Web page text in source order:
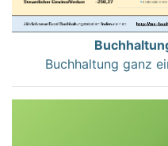
Buchhaltung ganz